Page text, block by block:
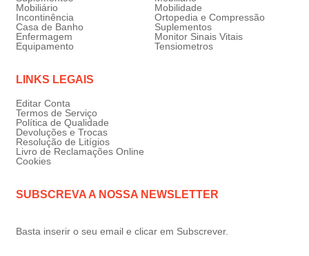
Mobiliário
Incontinência
Casa de Banho
Enfermagem
Equipamento
Mobilidade
Ortopedia e Compressão
Suplementos
Monitor Sinais Vitais
Tensiometros
LINKS LEGAIS
Editar Conta
Termos de Serviço
Política de Qualidade
Devoluções e Trocas
Resolução de Litígios
Livro de Reclamações Online
Cookies
SUBSCREVA A NOSSA NEWSLETTER
Basta inserir o seu email e clicar em Subscrever.